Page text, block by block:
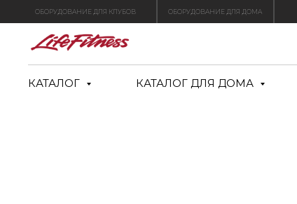
ОБОРУДОВАНИЕ ДЛЯ КЛУБОВ ОБОРУДОВАНИЕ ДЛЯ ДОМА
КАТАЛОГ КАТАЛОГ ДЛЯ ДОМА